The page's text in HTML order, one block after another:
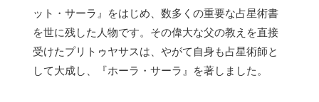
ット・サーラ』をはじめ、数多くの重要な占星術書
を世に残した人物です。その偉大な父の教えを直接
受けたプリトゥヤサスは、やがて自身も占星術師と
して大成し、『ホーラ・サーラ』を著しました。